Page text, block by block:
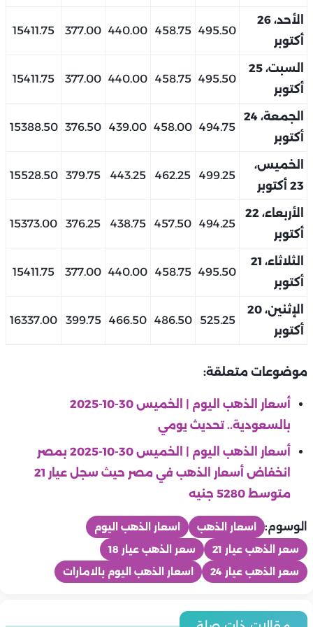
الأحد، 26
أكتوبر
495.50
458.75
440.00
377.00
15411.75
السبت، 25
أكتوبر
495.50
458.75
440.00
377.00
15411.75
الجمعة، 24
أكتوبر
494.75
458.00
439.00
376.50
15388.50
الخميس،
23 أكتوبر
499.25
462.25
443.25
379.75
15528.50
الأربعاء، 22
أكتوبر
494.25
457.50
438.75
376.25
15373.00
الثلاثاء، 21
أكتوبر
495.50
458.75
440.00
377.00
15411.75
الإثنين، 20
أكتوبر
525.25
486.50
466.50
399.75
16337.00
موضوعات متعلقة:
أسعار الذهب اليوم | الخميس 30-10-2025
بالسعودية.. تحديث يومي
أسعار الذهب اليوم | الخميس 30-10-2025 بمصر
انخفاض أسعار الذهب في مصر حيث سجل عيار 21
متوسط 5280 جنيه
الوسوم: اسعار الذهب
اسعار الذهب اليوم
سعر الذهب عيار 21
سعر الذهب عيار 18
سعر الذهب عيار 24
اسعار الذهب اليوم بالامارات
في ذكرى وفاتها.. حادث دراجة غير مشية هند رستم ومنحها لقب
منوعات